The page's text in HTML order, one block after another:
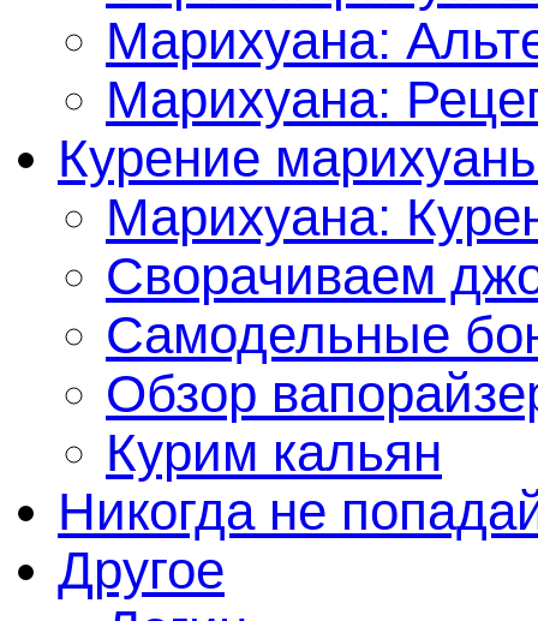
Марихуана:
Марихуана:
Курение
Марихуана:
Сворачиваем
Самодельные
Обзор
Курим кальян
Никогда не
Другое